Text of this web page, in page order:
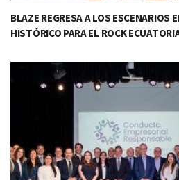
BLAZE REGRESA A LOS ESCENARIOS
HISTÓRICO PARA EL ROCK